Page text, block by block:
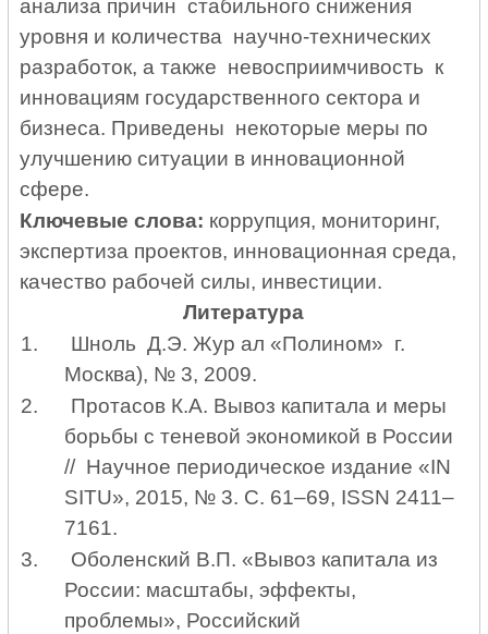
анализа причин стабильного снижения
уровня и количества научно-технических
разработок, а также невосприимчивость к
инновациям государственного сектора и
бизнеса. Приведены некоторые меры по
улучшению ситуации в инновационной
сфере.
Ключевые слова: коррупция, мониторинг,
экспертиза проектов, инновационная среда,
качество рабочей силы, инвестиции.
Литература
1.
Шноль Д.Э. Жур ал «Полином» г.
Москва), № 3, 2009.
2.
Протасов К.А. Вывоз капитала и меры
борьбы с теневой экономикой в России
// Научное периодическое издание «IN
SITU», 2015, № 3. С. 61–69, ISSN 2411–
7161.
3.
Оболенский В.П. «Вывоз капитала из
России: масштабы, эффекты,
проблемы», Российский